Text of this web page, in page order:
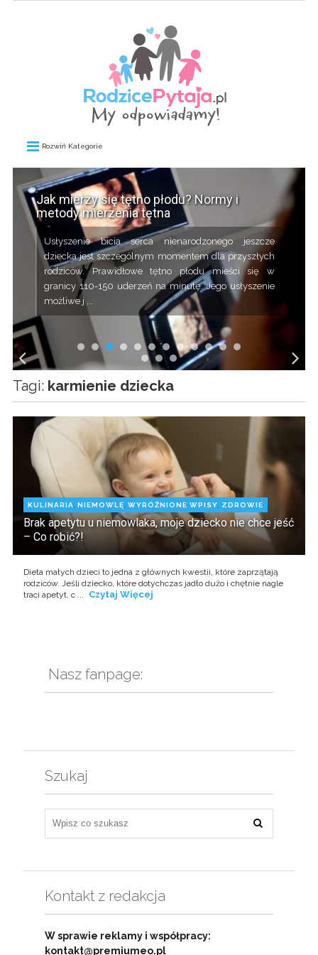
Rozwiń Kategorie
Jak mierzy się tętno płodu? Normy i
metody mierzenia tętna
Usłyszenie bicia serca nienarodzonego jeszcze
dziecka jest szczególnym momentem dla przyszłych
rodziców. Prawidłowe tętno płodu mieści się w
granicy 110-150 uderzeń na minutę. Jego usłyszenie
możliwe j ...
Tagi: karmienie dziecka
KULINARIA NIEMOWLĘ WYRÓŻNIONE WPISY ZDROWIE
Brak apetytu u niemowlaka, moje dziecko nie chce jeść
– Co robić?!
Dieta małych dzieci to jedna z głównych kwestii, które zaprzątają
rodziców. Jeśli dziecko, które dotychczas jadło dużo i chętnie nagle
traci apetyt, c ...
Czytaj Więcej
Nasz fanpage:
Szukaj
Kontakt z redakcja
W sprawie reklamy i współpracy:
kontakt@premiumeo.pl